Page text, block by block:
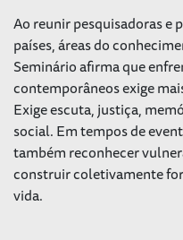
Ao reunir pesquisadoras e
países, áreas do
Seminário afirma que
contemporâneos exige
Exige escuta, justiça,
social. Em tempos de
também reconhecer
construir coletivamente
vida.